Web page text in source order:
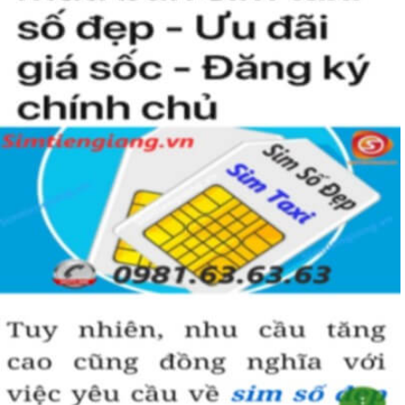
Sim ngũ quý 5 được nhiều người quan tâm vì con số 5 được
coi là số của Phúc, của Vàng, của Vua nên được nhiều người
yêu thích và chọn lựa.
Vì vậy
sim số đẹpđuôi 55555thể hiện được ước vọng về sự
hoà hợp, bình an, sinh sôi, làm việc gì cũng thuận lợi và tiến
đến vị trí cao nhất. Số 5 là con số của đời người, thể hiện sự
bình yên, hạnh phúc.
+ Khi nhìn vào số
sim ngũ quý 5
của bạn, người ta sẽ biết được bạn
là người cẩn thận, là người có địa vị và thành công trong cuộc
sống.
+ Khi sử dụng
sim số đẹp đuôi 55555để kinh doanh, làm ăn sẽ tạo
dựng được niềm tin, sự tin tưởng với đối tác,…
+ Sử dụngsim ngũ quý 5cũng giúp bạn tự tin hơn trong cuộc
sống, với các mối quan hệ xã hội khác.
Những phân tích chuyên sâu về ý nghĩa của dòng
sim ngũ
quý 5 xét theo nhiều khía cạch, đã đủ trả lời cho câu hỏi “Lý
do nên sở hữu sim ngũ quý 5 này
, Có thể khẳng định, đây là
dòng sim số đẹp được khuyên dùng cho giới làm ăn, kinh
doanh, dân công chức, văn phòng thậm chí là các doanh